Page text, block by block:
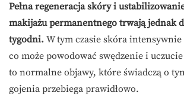
Pełna regeneracja skóry i
makijażu permanentnego trwają jednak
tygodni. W tym czasie skóra
co może powodować swędzenie i
to normalne objawy, które świadczą o
gojenia przebiega prawidłowo.